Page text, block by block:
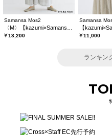
Samansa Mos2
￥13,200
Samansa
￥11,000
ランキン